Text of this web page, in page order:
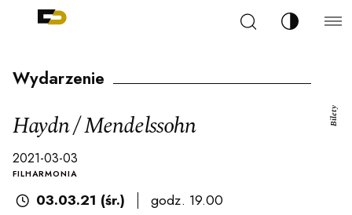
Szukaj Zmień
Wydarzenie
Haydn / Mendelssohn
2021-03-03
FILHARMONIA
03.03.21 (śr.)
godz. 19.00
Bilety